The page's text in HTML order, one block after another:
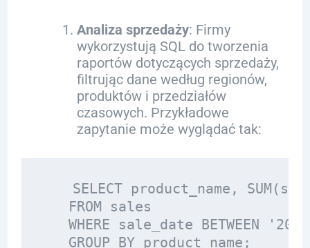
Analiza sprzedaży: Firmy
wykorzystują SQL do tworzenia
raportów dotyczących sprzedaży,
filtrując dane według regionów,
produktów i przedziałów
czasowych. Przykładowe
zapytanie może wyglądać tak:
SELECT product_name,
   FROM sales
WHERE sale_date BETWEEN